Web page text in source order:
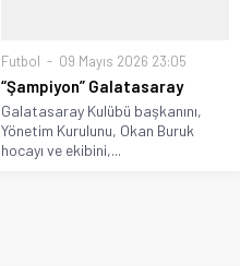
Futbol 09 Mayıs 2026 23:05
“Şampiyon” Galatasaray
Galatasaray Kulübü başkanını,
Yönetim Kurulunu, Okan Buruk
hocayı ve ekibini,...